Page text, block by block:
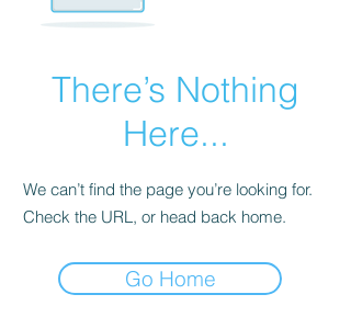
There’s Nothing
Here...
We can’t find the page you’re looking for.
Check the URL, or head back home.
Go Home